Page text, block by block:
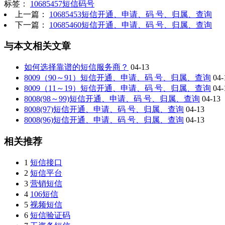
标签： 10685457短信码号
上一篇： 10685453短信开通、申请、码 号、归属、查询
下一篇： 10685460短信开通、申请、码 号、归属、查询
与本文相关文章
如何选择靠谱的短信服务商？ 04-13
8009（90～91）短信开通、申请、码 号、归属、查询 04-
8009（11～19）短信开通、申请、码 号、归属、查询 04-
8008(98～99)短信开通、申请、码 号、归属、查询 04-13
8008(97)短信开通、申请、码 号、归属、查询 04-13
8008(96)短信开通、申请、码 号、归属、查询 04-13
相关推荐
1 短信接口
2 短信平台
3 营销短信
4 106短信
5 视频短信
6 短信验证码